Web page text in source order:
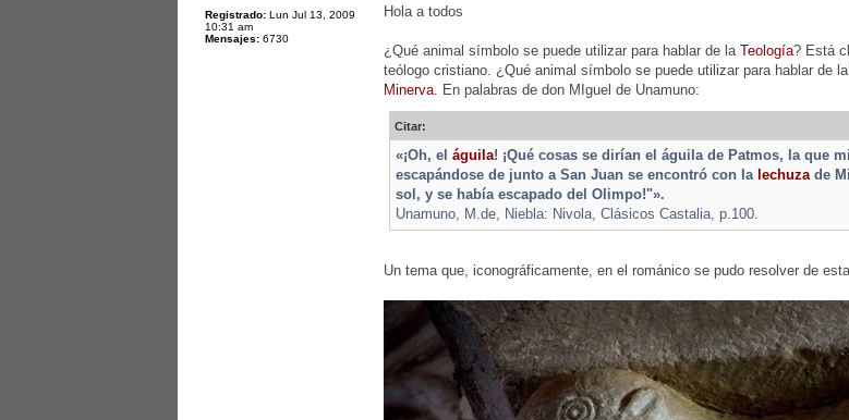
Registrado: Lun Jul 13, 2009
10:31 am
Mensajes: 6730
Hola a todos
¿Qué animal símbolo se puede utilizar para hablar de la Teología? Está
teólogo cristiano. ¿Qué animal símbolo se puede utilizar para hablar de la
Minerva. En palabras de don MIguel de Unamuno:
Citar:
«¡Oh, el águila! ¡Qué cosas se dirían el águila de Patmos, la que
escapándose de junto a San Juan se encontró con la lechuza de
sol, y se había escapado del Olimpo!"».
Unamuno, M.de, Niebla: Nivola, Clásicos Castalia, p.100.
Un tema que, iconográficamente, en el románico se pudo resolver de